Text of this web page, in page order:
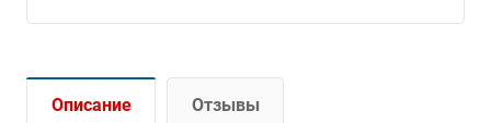
Описание Отзывы